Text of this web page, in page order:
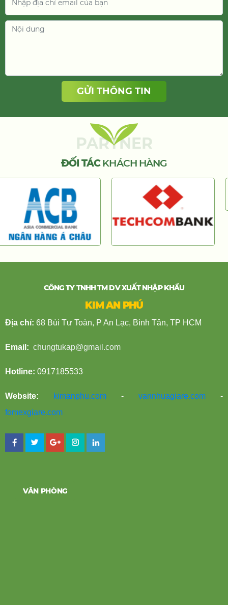
PARTNER
ĐỐI TÁCKHÁCH HÀNG
CÔNG TY TNHH TM DV XUẤT NHẬP KHẨU
KIM AN PHÚ
Địa chỉ: 68 Bùi Tư Toàn, P An Lạc, Bình Tân, TP HCM
Email: chungtukap@gmail.com
Hotline: 0917185533
Website: kimanphu.com - vannhuagiare.com -
fomexgiare.com
VĂN PHÒNG